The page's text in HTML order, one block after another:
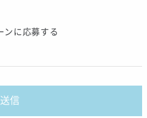
に応募する